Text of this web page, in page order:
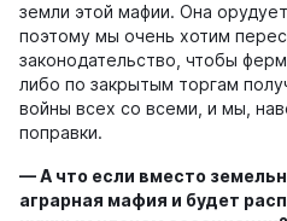
земли этой мафии. Она
поэтому мы очень хотим
законодательство, чтобы
либо по закрытым торгам
войны всех со всеми, и мы,
поправки.
—А что если вместо
аграрная мафия и будет